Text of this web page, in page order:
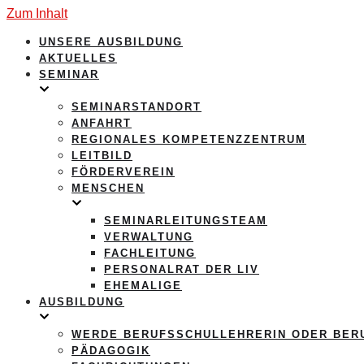
Zum Inhalt
UNSERE AUSBILDUNG
AKTUELLES
SEMINAR
SEMINARSTANDORT
ANFAHRT
REGIONALES KOMPETENZZENTRUM
LEITBILD
FÖRDERVEREIN
MENSCHEN
SEMINARLEITUNGSTEAM
VERWALTUNG
FACHLEITUNG
PERSONALRAT DER LIV
EHEMALIGE
AUSBILDUNG
WERDE BERUFSSCHULLEHRERIN ODER
PÄDAGOGIK